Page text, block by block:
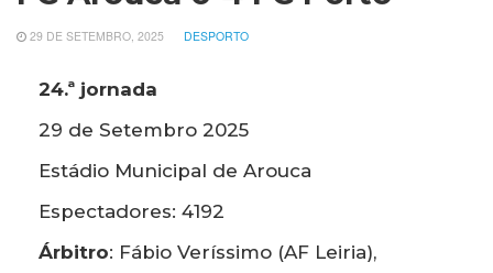
29 DE SETEMBRO, 2025 DESPORTO
24.ª jornada
29 de Setembro 2025
Estádio Municipal de Arouca
Espectadores: 4192
Árbitro: Fábio Veríssimo (AF Leiria),